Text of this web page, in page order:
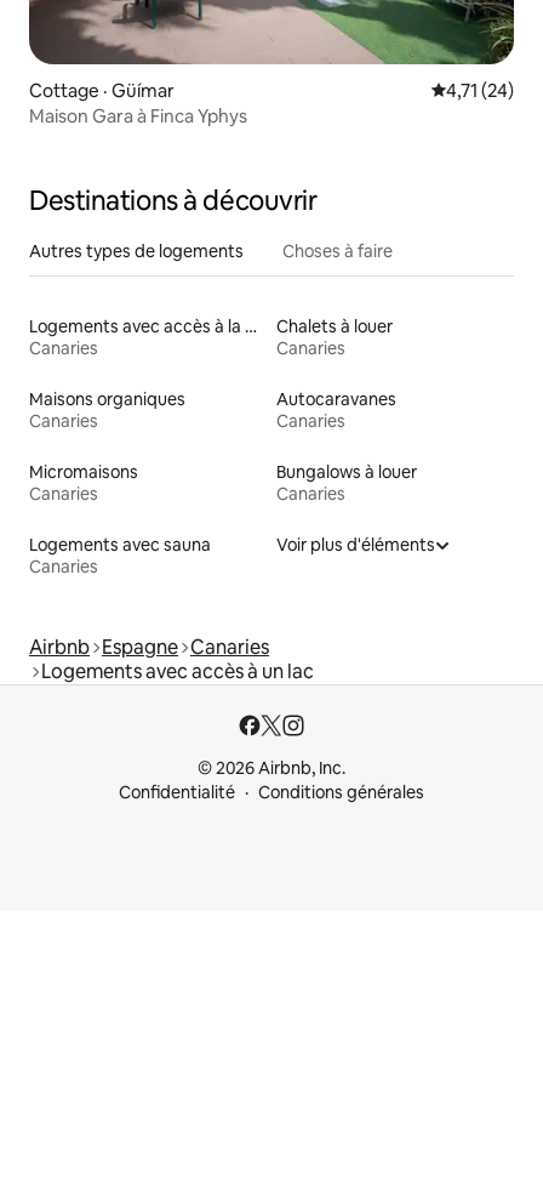
Cottage · Güímar Note
4,71 (24)
Maison Gara à Finca Yphys
Destinations à découvrir
Autres types de logements Choses à faire
Logements avec accès à la plage
Canaries
Chalets à louer
Canaries
Maisons organiques
Canaries
Autocaravanes
Canaries
Micromaisons
Canaries
Bungalows à louer
Canaries
Logements avec sauna
Canaries
Voir plus d'éléments
Airbnb Espagne Canaries
Logements avec accès à un lac
© 2026 Airbnb, Inc.
Confidentialité
Conditions générales